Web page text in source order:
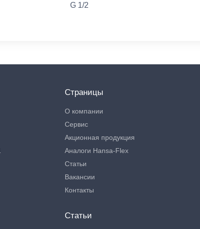
G 1/2
Страницы
О компании
Сервис
Акционная продукция
Аналоги Hansa-Flex
Статьи
Вакансии
Контакты
Статьи